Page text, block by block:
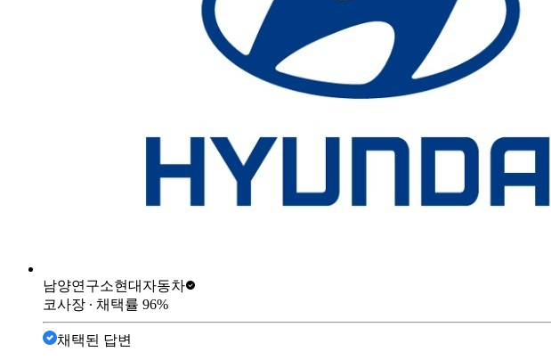
남양연구소현대자동차
코사장 ∙ 채택률 96%
채택된 답변